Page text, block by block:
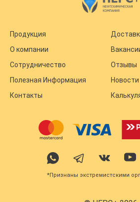
Продукция
О компании
Сотрудничество
Отзывы
Полезная Информация
Новости
Контакты
*Признаны экстремистскими